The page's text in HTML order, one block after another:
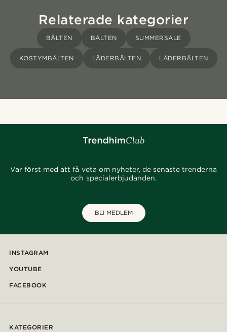
Relaterade kategorier
BÄLTEN BÄLTEN SUMMERSALE
KOSTYMBÄLTEN LÄDERBÄLTEN LÄDERBÄLTEN
Var först med att få veta om nyheter, de senaste trenderna
och specialerbjudanden.
BLI MEDLEM
INSTAGRAM
YOUTUBE
FACEBOOK
KATEGORIER